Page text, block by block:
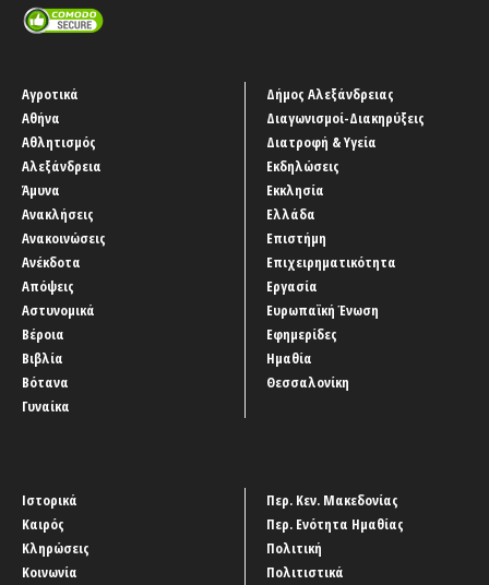
Αγροτικά
Αθήνα
Αθλητισμός
Αλεξάνδρεια
Άμυνα
Ανακλήσεις
Ανακοινώσεις
Ανέκδοτα
Απόψεις
Αστυνομικά
Βέροια
Βιβλία
Βότανα
Γυναίκα
Δήμος Αλεξάνδρειας
Διαγωνισμοί-Διακηρύξεις
Διατροφή & Υγεία
Εκδηλώσεις
Εκκλησία
Ελλάδα
Επιστήμη
Επιχειρηματικότητα
Εργασία
Ευρωπαϊκή Ένωση
Εφημερίδες
Ημαθία
Θεσσαλονίκη
Ιστορικά
Καιρός
Κληρώσεις
Κοινωνία
Περ. Κεν. Μακεδονίας
Περ. Ενότητα Ημαθίας
Πολιτική
Πολιτιστικά